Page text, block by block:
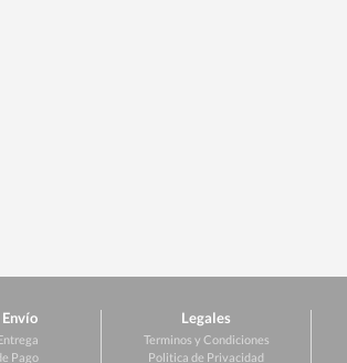
Pago
Legales
Terminos y Condiciones
Politica de Privacidad